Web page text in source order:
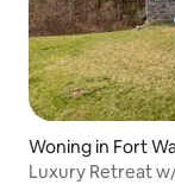
Woning in Fort
Luxury Retreat